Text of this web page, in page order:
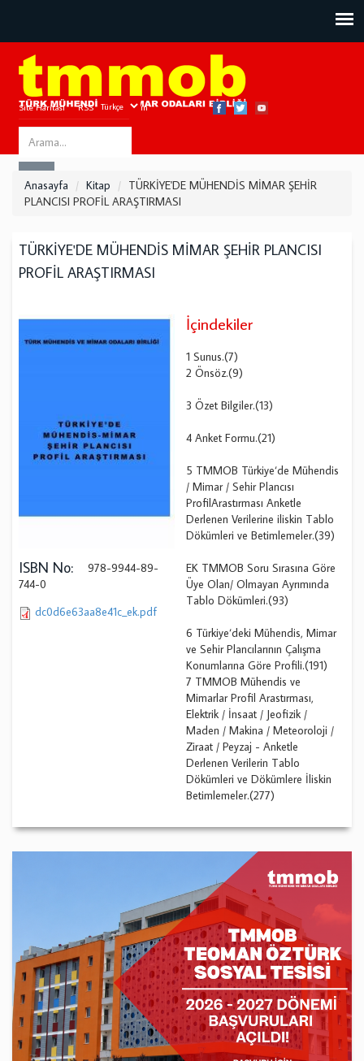
Site Haritası RSS Bize Ulaşın
Search
this
site
Anasayfa Kitap
TÜRKİYE'DE MÜHENDİS MİMAR ŞEHİR
PLANCISI PROFİL ARAŞTIRMASI
TÜRKİYE'DE MÜHENDİS MİMAR ŞEHİR PLANCISI
PROFİL ARAŞTIRMASI
ISBN No:
978-9944-89-
744-0
dc0d6e63aa8e41c_ek.pdf
İçindekiler
1 Sunus.(7)
2 Önsöz.(9)
3 Özet Bilgiler.(13)
4 Anket Formu.(21)
5 TMMOB Türkiye‘de Mühendis
/ Mimar / Sehir Plancısı
ProfilArastırması Anketle
Derlenen Verilerine iliskin Tablo
Dökümleri ve Betimlemeler.(39)
EK TMMOB Soru Sırasına Göre
Üye Olan/ Olmayan Ayrımında
Tablo Dökümleri.(93)
6 Türkiye‘deki Mühendis, Mimar
ve Sehir Plancılarının Çalışma
Konumlarına Göre Profili.(191)
7 TMMOB Mühendis ve
Mimarlar Profil Arastırması,
Elektrik / İnsaat / Jeofizik /
Maden / Makina / Meteoroloji /
Ziraat / Peyzaj - Anketle
Derlenen Verilerin Tablo
Dökümleri ve Dökümlere İliskin
Betimlemeler.(277)